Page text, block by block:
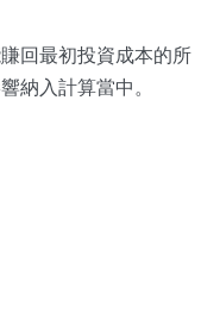
回最初投資成本的所
納入計算當中。